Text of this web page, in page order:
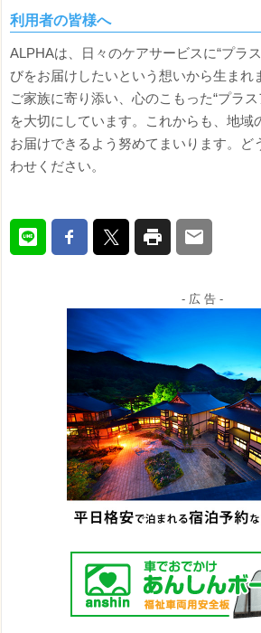
利用者の皆様へ
ALPHAは、日々のケアサービスに“プラ
びをお届けしたいという想いから生まれ
ご家族に寄り添い、心のこもった“プラ
を大切にしています。これからも、地域
お届けできるよう努めてまいります。ど
わせください。
- 広 告 -